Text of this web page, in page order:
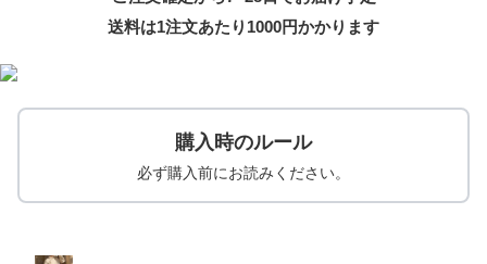
送料は1注文あたり 1000円かかります
購入時のルール
必ず購入前にお読みください。